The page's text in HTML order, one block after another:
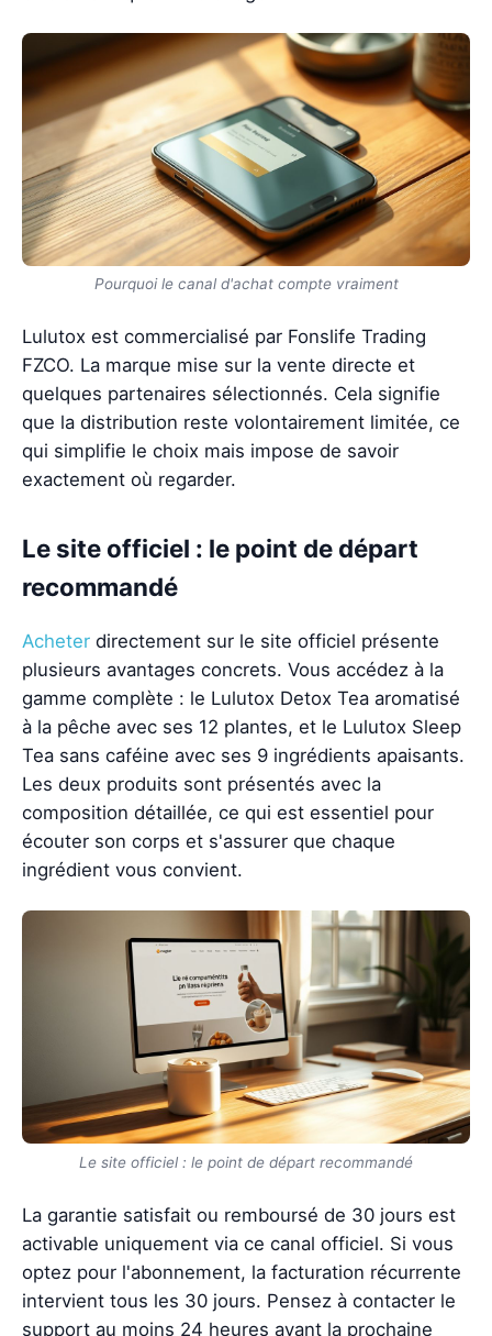
Pourquoi le canal d'achat compte vraiment
Lulutox est commercialisé par Fonslife Trading
FZCO. La marque mise sur la vente directe et
quelques partenaires sélectionnés. Cela signifie
que la distribution reste volontairement limitée, ce
qui simplifie le choix mais impose de savoir
exactement où regarder.
Le site officiel : le point de départ
recommandé
Acheter directement sur le site officiel présente
plusieurs avantages concrets. Vous accédez à la
gamme complète : le Lulutox Detox Tea aromatisé
à la pêche avec ses 12 plantes, et le Lulutox Sleep
Tea sans caféine avec ses 9 ingrédients apaisants.
Les deux produits sont présentés avec la
composition détaillée, ce qui est essentiel pour
écouter son corps et s'assurer que chaque
ingrédient vous convient.
Le site officiel : le point de départ recommandé
La garantie satisfait ou remboursé de 30 jours est
activable uniquement via ce canal officiel. Si vous
optez pour l'abonnement, la facturation récurrente
intervient tous les 30 jours. Pensez à contacter le
support au moins 24 heures avant la prochaine